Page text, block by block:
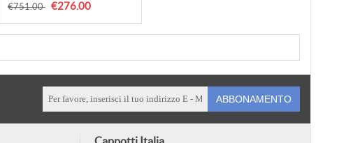
€751.00 €276.00
ABBONAMENTO